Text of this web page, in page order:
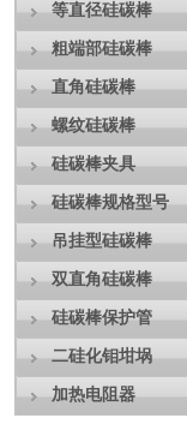
等直径硅碳棒
粗端部硅碳棒
直角硅碳棒
螺纹硅碳棒
硅碳棒夹具
硅碳棒规格型号
吊挂型硅碳棒
双直角硅碳棒
硅碳棒保护管
二硅化钼坩埚
加热电阻器